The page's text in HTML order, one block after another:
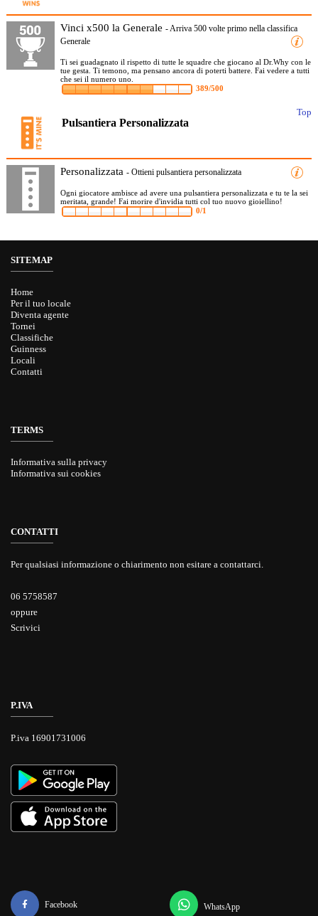
Vinci x500 la Generale - Arriva 500 volte primo nella classifica
Generale
Ti sei guadagnato il rispetto di tutte le squadre che giocano al Dr.Why con le
tue gesta. Ti temono, ma pensano ancora di poterti battere. Fai vedere a tutti
che sei il numero uno.
389/500
Top
Pulsantiera Personalizzata
Personalizzata - Ottieni pulsantiera personalizzata
Ogni giocatore ambisce ad avere una pulsantiera personalizzata e tu te la sei
meritata, grande! Fai morire d'invidia tutti col tuo nuovo gioiellino!
0/1
SITEMAP
Home
Per il tuo locale
Diventa agente
Tornei
Classifiche
Guinness
Locali
Contatti
TERMS
Informativa sulla privacy
Informativa sui cookies
CONTATTI
Per qualsiasi informazione o chiarimento non esitare a contattarci.
06 5758587
oppure
Scrivici
P.IVA
P.iva 16901731006
Facebook WhatsApp